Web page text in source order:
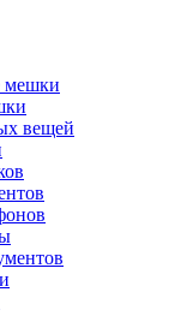
мешки
вещей